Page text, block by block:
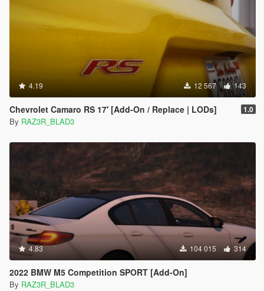
4.19 12 567 143
Chevrolet Camaro RS 17' [Add-On / Replace | LODs] 1.0
By RAZ3R_BLAD3
4.83 104 015 314
2022 BMW M5 Competition SPORT [Add-On]
By RAZ3R_BLAD3